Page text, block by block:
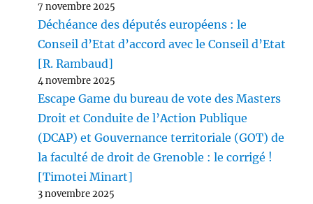
7 novembre 2025
Déchéance des députés européens : le
Conseil d’Etat d’accord avec le Conseil d’Etat
[R. Rambaud]
4 novembre 2025
Escape Game du bureau de vote des Masters
Droit et Conduite de l’Action Publique
(DCAP) et Gouvernance territoriale (GOT) de
la faculté de droit de Grenoble : le corrigé !
[Timotei Minart]
3 novembre 2025